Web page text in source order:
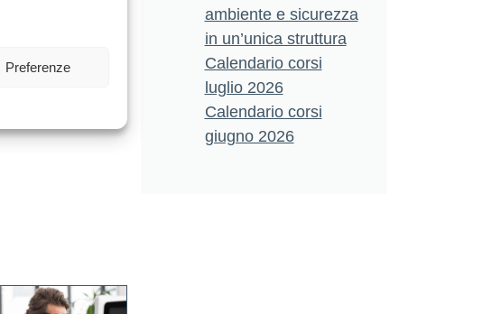
Preferenze
ambiente e sicurezza
in un’unica struttura
Calendario corsi
luglio 2026
Calendario corsi
giugno 2026